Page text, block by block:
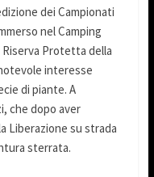
dei Campionati
nel Camping
Riserva Protetta della
interesse
di piante. A
che dopo aver
Liberazione su strada
sterrata.